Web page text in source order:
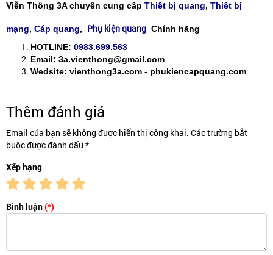
Viễn Thông 3A chuyên cung cấp Thiết bị quang, Thiết bị
mạng, Cáp quang, Phụ kiện quang Chính hãng
HOTLINE: 0983.699.563
Email: 3a.vienthong@gmail.com
Wedsite: vienthong3a.com - phukiencapquang.com
Thêm đánh giá
Email của bạn sẽ không được hiển thị công khai. Các trường bắt
buộc được đánh dấu *
Xếp hạng
Bình luận(*)